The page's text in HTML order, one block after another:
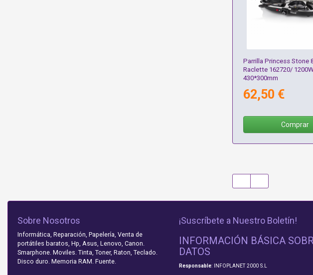
Parrilla Princess Stone
Raclette 162720/
430*300mm
62,50 €
Comprar
Sobre Nosotros
Informática, Reparación, Papelería, Venta de
portátiles baratos, Hp, Asus, Lenovo, Canon.
Smarphone. Moviles. Tinta, Toner, Raton, Teclado.
Disco duro. Memoria RAM. Fuente.
¡Suscríbete a Nuestro Boletín!
INFORMACIÓN BÁSICA
DATOS
Responsable: INFOPLANET 2000 S.L